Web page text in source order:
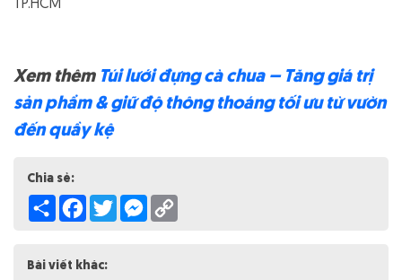
TP.HCM
Xem thêm Túi lưới đựng cà chua – Tăng giá trị
sản phẩm & giữ độ thông thoáng tối ưu từ vườn
đến quầy kệ
Chia sẻ:
Share Facebook
TwitterMessenger
Bài viết khác: